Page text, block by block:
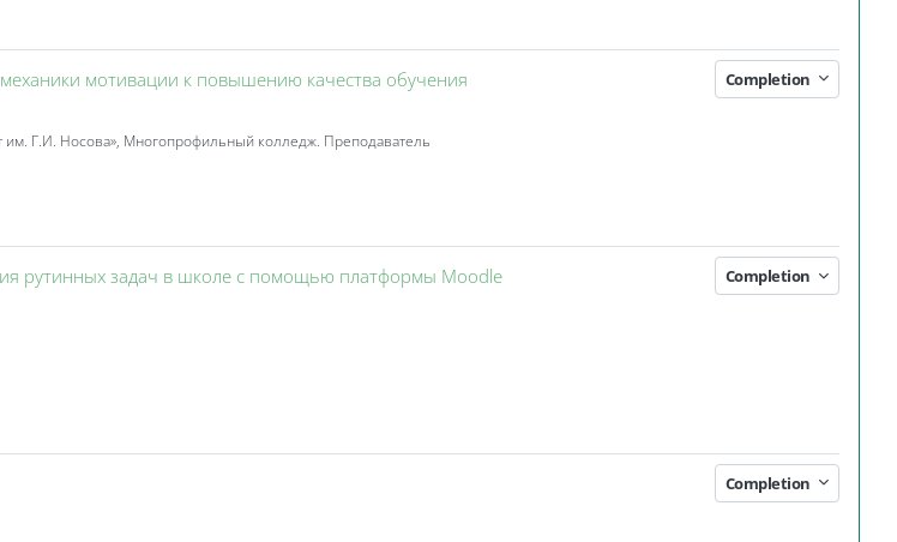
мотивации к повышению качества обучения
Completion
им. Г.И. Носова», Многопрофильный колледж. Преподаватель
рутинных задач в школе с помощью платформы MoodleEvent 3KL
Completion
Completion